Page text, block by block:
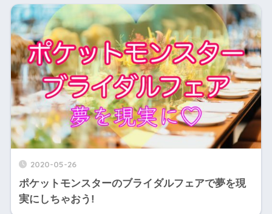
2020-05-26
ポケットモンスターのブライダルフェアで夢を現
実にしちゃおう!